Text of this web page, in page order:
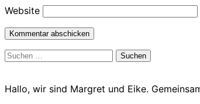
Website
Kommentar abschicken
Suchen
Hallo, wir sind Margret und Eike.